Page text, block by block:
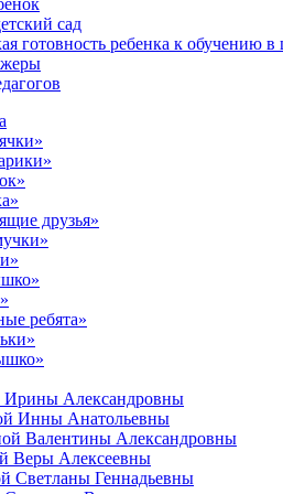
сад
готовность ребенка к обучению в
друзья»
ребята»
Ирины Александровны
Инны Анатольевны
Валентины Александровны
Веры Алексеевны
Светланы Геннадьевны